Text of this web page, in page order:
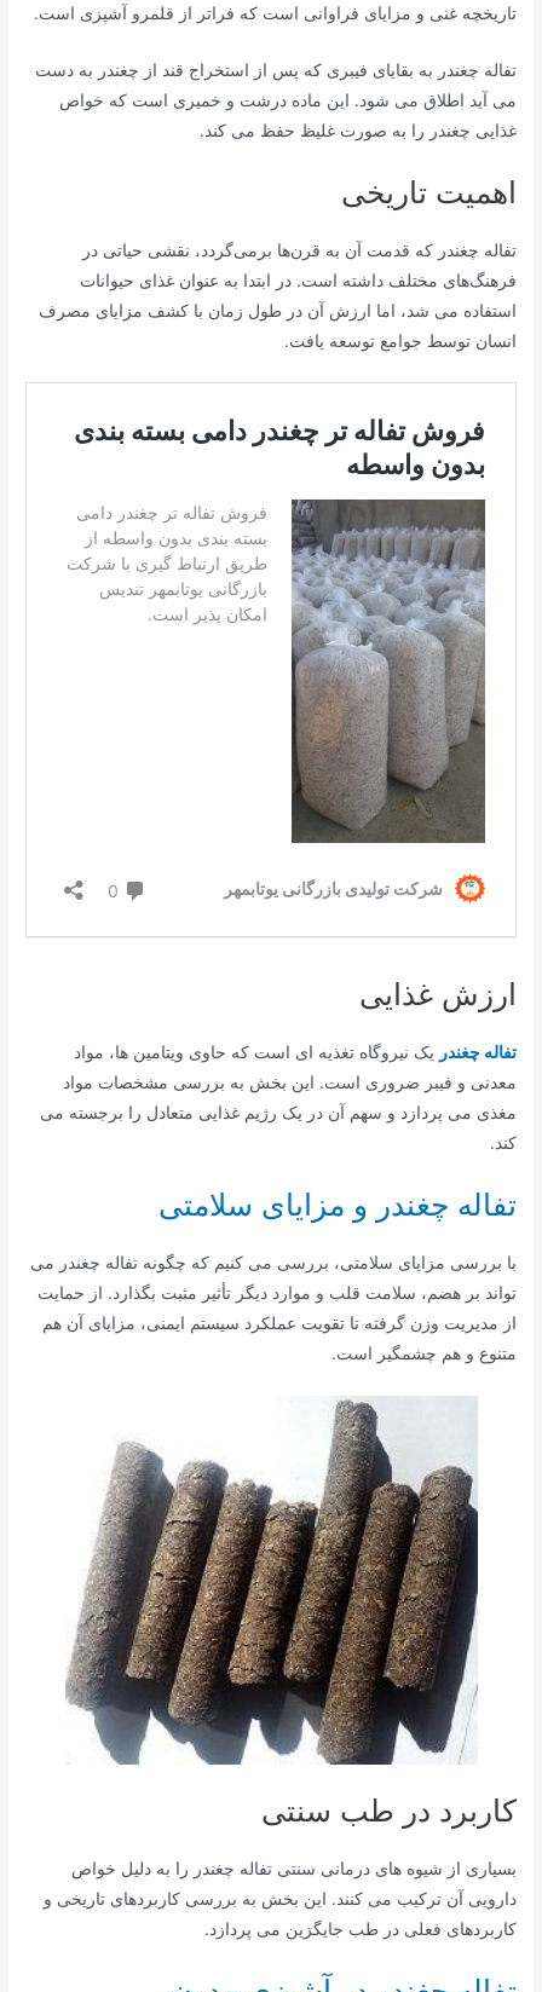
تاریخچه غنی و مزایای فراوانی است که فراتر از قلمرو آشپزی است.
تفاله چغندر به بقایای فیبری که پس از استخراج قند از چغندر به دست
می آید اطلاق می شود. این ماده درشت و خمیری است که خواص
غذایی چغندر را به صورت غلیظ حفظ می کند.
اهمیت تاریخی
تفاله چغندر که قدمت آن به قرن‌ها برمی‌گردد، نقشی حیاتی در
فرهنگ‌های مختلف داشته است. در ابتدا به عنوان غذای حیوانات
استفاده می شد، اما ارزش آن در طول زمان با کشف مزایای مصرف
انسان توسط جوامع توسعه یافت.
ارزش غذایی
تفاله چغندر یک نیروگاه تغذیه ای است که حاوی ویتامین ها، مواد
معدنی و فیبر ضروری است. این بخش به بررسی مشخصات مواد
مغذی می پردازد و سهم آن در یک رژیم غذایی متعادل را برجسته می
کند.
تفاله چغندر و مزایای سلامتی
با بررسی مزایای سلامتی، بررسی می کنیم که چگونه تفاله چغندر می
تواند بر هضم، سلامت قلب و موارد دیگر تأثیر مثبت بگذارد. از حمایت
از مدیریت وزن گرفته تا تقویت عملکرد سیستم ایمنی، مزایای آن هم
متنوع و هم چشمگیر است.
کاربرد در طب سنتی
بسیاری از شیوه های درمانی سنتی تفاله چغندر را به دلیل خواص
دارویی آن ترکیب می کنند. این بخش به بررسی کاربردهای تاریخی و
کاربردهای فعلی در طب جایگزین می پردازد.